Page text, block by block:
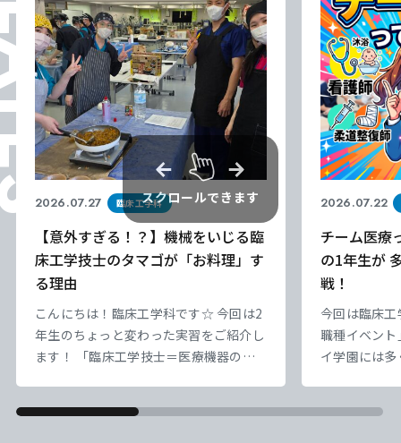
2026.07.27 臨床工学科
【意外すぎる！？】機械をいじる臨
床工学技士のタマゴが「お料理」す
る理由
こんにちは！臨床工学科です☆ 今回は2
年生のちょっと変わった実習をご紹介し
ます！ 「臨床工学技士＝医療機器のス
いました！ 「えっ、なんで料理？」っ
2026.07.22
チーム医療
の1年生が
戦！
今回は臨床
職種イベン
イ学園には
は2つの学科
スクロールできます
東海歯科医療
専門学校
東海医療工学
専門学校
CLOSE
東海歯科医療
専門学校
東海医療工学
専門学校
CLOSE
東海歯科医療
専門学校
東海医療工学
専門学校
CLOSE
東海歯科医療
専門学校
東海医療工学
専門学校
CLOSE